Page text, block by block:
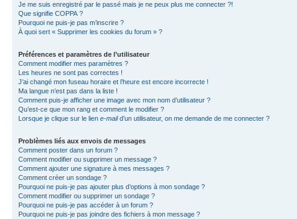
Je me suis enregistré par le passé mais je ne peux plus me connecter ?!
Que signifie COPPA ?
Pourquoi ne puis-je pas m’inscrire ?
À quoi sert « Supprimer les cookies du forum » ?
Préférences et paramètres de l’utilisateur
Comment modifier mes paramètres ?
Les heures ne sont pas correctes !
J’ai changé mon fuseau horaire et l’heure est encore incorrecte !
Ma langue n’est pas dans la liste !
Comment puis-je afficher une image avec mon nom d’utilisateur ?
Qu’est-ce que mon rang et comment le modifier ?
Lorsque je clique sur le lien e-maild’un utilisateur, on me demande de me connecter ?
Problèmes liés aux envois de messages
Comment poster dans un forum ?
Comment modifier ou supprimer un message ?
Comment ajouter une signature à mes messages ?
Comment créer un sondage ?
Pourquoi ne puis-je pas ajouter plus d’options à mon sondage ?
Comment modifier ou supprimer un sondage ?
Pourquoi ne puis-je pas accéder à un forum ?
Pourquoi ne puis-je pas joindre des fichiers à mon message ?